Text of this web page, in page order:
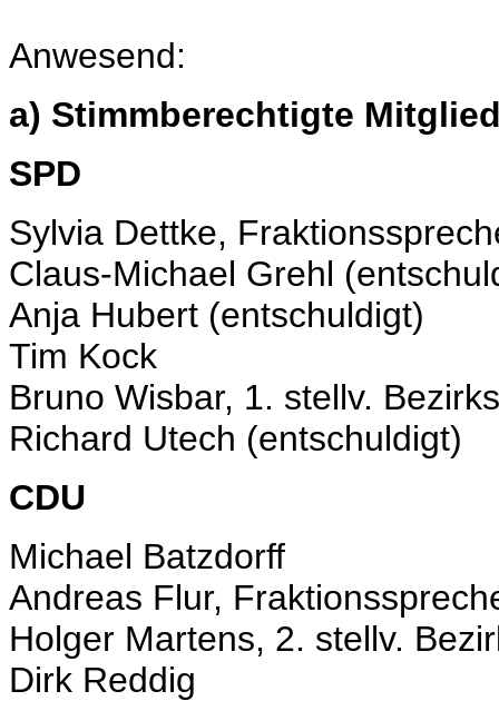
Anwesend:
a) Stimmberechtigte
SPD
Sylvia Dettke,
Claus-Michael Grehl
Anja Hubert (entschuldigt)
Tim Kock
Bruno Wisbar, 1. stellv.
Richard Utech (entschuldigt)
CDU
Michael Batzdorff
Andreas Flur,
Holger Martens, 2. stellv.
Dirk Reddig